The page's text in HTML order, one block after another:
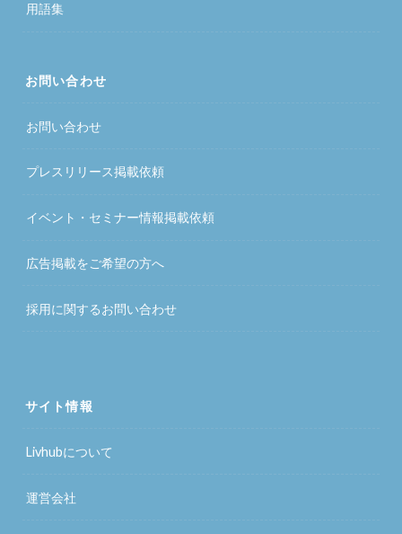
用語集
お問い合わせ
お問い合わせ
プレスリリース掲載依頼
イベント・セミナー情報掲載依頼
広告掲載をご希望の方へ
採用に関するお問い合わせ
サイト情報
Livhubについて
運営会社